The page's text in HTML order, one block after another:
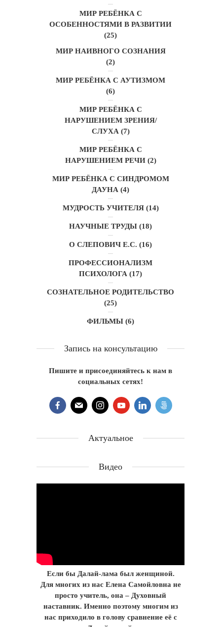
МИР РЕБЁНКА С
ОСОБЕННОСТЯМИ В РАЗВИТИИ
(25)
МИР НАИВНОГО СОЗНАНИЯ
(2)
МИР РЕБЁНКА С АУТИЗМОМ
(6)
МИР РЕБЁНКА С
НАРУШЕНИЕМ ЗРЕНИЯ/
СЛУХА (7)
МИР РЕБЁНКА С
НАРУШЕНИЕМ РЕЧИ(2)
МИР РЕБЁНКА С СИНДРОМОМ
ДАУНА (4)
МУДРОСТЬ УЧИТЕЛЯ(14)
НАУЧНЫЕ ТРУДЫ (18)
О СЛЕПОВИЧ Е.С. (16)
ПРОФЕССИОНАЛИЗМ
ПСИХОЛОГА (17)
СОЗНАТЕЛЬНОЕ РОДИТЕЛЬСТВО
(25)
ФИЛЬМЫ (6)
Запись на консультацию
Пишите и присоединяйтесь к нам в
социальных сетях!
Актуальное
Видео
Если бы Далай-лама был женщиной.
Для многих из нас Елена Самойловна не
просто учитель, она – Духовный
наставник. Именно поэтому многим из
нас приходило в голову сравнение её с